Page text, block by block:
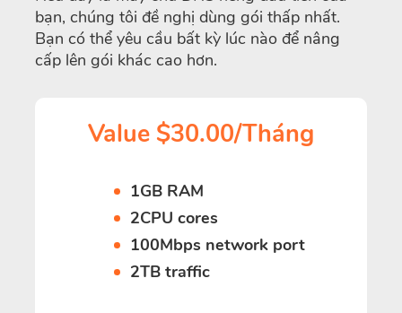
bạn, chúng tôi đề nghị dùng gói thấp nhất.
Bạn có thể yêu cầu bất kỳ lúc nào để nâng
cấp lên gói khác cao hơn.
Value $30.00/Tháng
1GB RAM
2CPU cores
100Mbps network port
2TB traffic